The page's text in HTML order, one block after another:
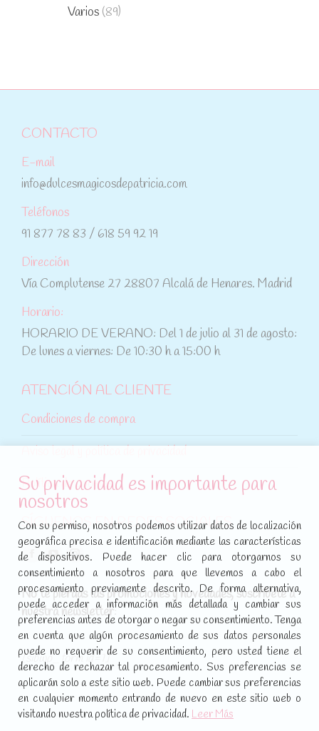
Varios (89)
CONTACTO
E-mail
info@dulcesmagicosdepatricia.com
Teléfonos
91 877 78 83 / 618 59 92 19
Dirección
Vía Complutense 27 28807 Alcalá de Henares. Madrid
Horario:
HORARIO DE VERANO: Del 1 de julio al 31 de agosto:
De lunes a viernes: De 10:30 h a 15:00 h
ATENCIÓN AL CLIENTE
Condiciones de compra
Aviso legal y política de privacidad
Política de cookies
SÍGUENOS EN REDES SOCIALES
Encuéntranos en:
Facebook
page
opens
in
new
window
YouTube
page
opens
in
new
window
Instagram
page
opens
in
new
window
No te pierdas las promociones y novedades, suscríbete a
nuestra newsletter:
[sibwp_form id=1]
Su privacidad es importante para
nosotros
Con su permiso, nosotros podemos utilizar datos de localización
geográfica precisa e identificación mediante las características
de dispositivos. Puede hacer clic para otorgarnos su
consentimiento a nosotros para que llevemos a cabo el
procesamiento previamente descrito. De forma alternativa,
puede acceder a información más detallada y cambiar sus
preferencias antes de otorgar o negar su consentimiento. Tenga
en cuenta que algún procesamiento de sus datos personales
puede no requerir de su consentimiento, pero usted tiene el
derecho de rechazar tal procesamiento. Sus preferencias se
aplicarán solo a este sitio web. Puede cambiar sus preferencias
en cualquier momento entrando de nuevo en este sitio web o
visitando nuestra política de privacidad. Leer Más